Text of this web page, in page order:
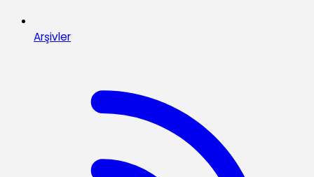
Arşivler